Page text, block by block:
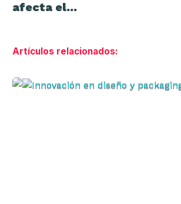
afecta el
Artículos relacionados:
Innovación